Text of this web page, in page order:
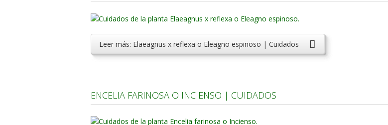
Leer más: Elaeagnus x reflexa o Eleagno espinoso | Cuidados
ENCELIA FARINOSA O INCIENSO | CUIDADOS